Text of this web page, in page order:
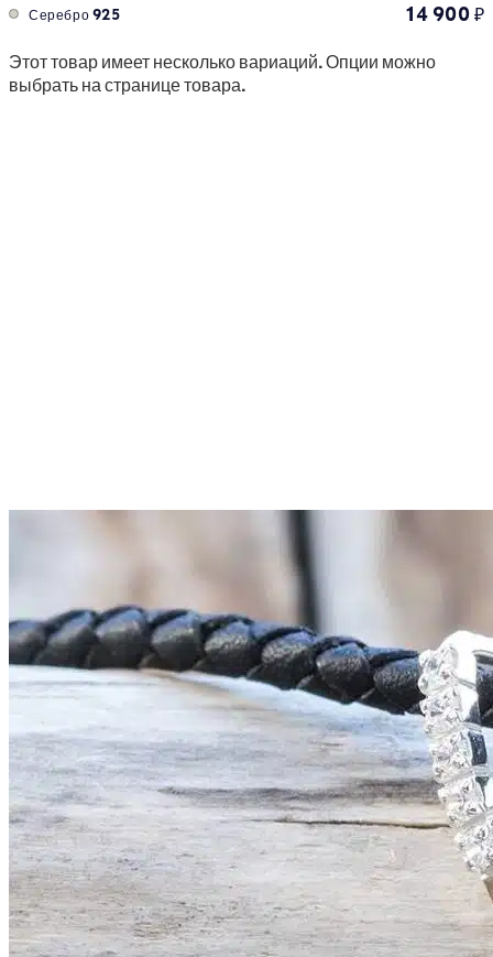
Серебро 925 14 900₽
Этот товар имеет несколько вариаций. Опции можно
выбрать на странице товара.